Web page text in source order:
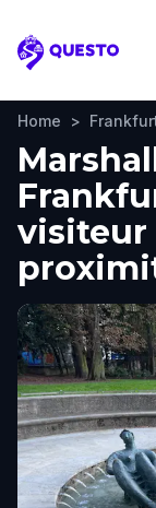
Questo
Home >
visiteur